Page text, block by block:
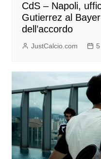
CdS – Napoli,
Gutierrez al
dell’accordo
JustCalcio.com